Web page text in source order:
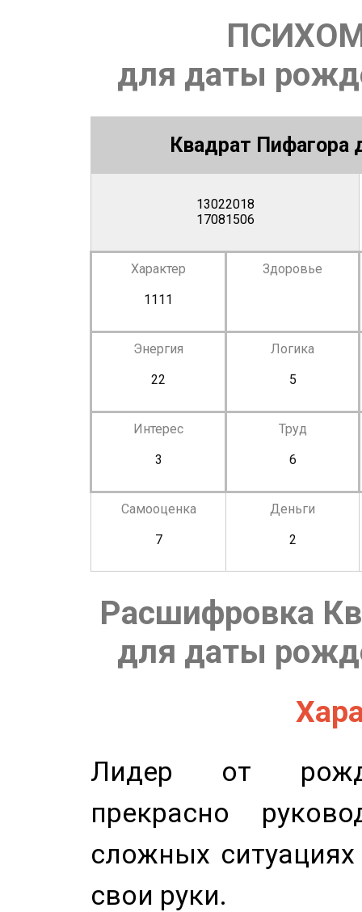
для даты
Квадрат Пифагора
13022018
17081506
Характер
1111
Здоровье
Энергия
22
Логика
5
Интерес
3
Труд
6
Самооценка
7
Деньги
2
Расшифровка
для даты
Лидер от
прекрасно
сложных
свои руки.